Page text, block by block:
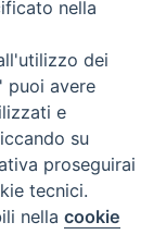
Preferenze Cookie
nella
dei
puoi avere
e
su
proseguirai
tecnici.
nellacookie